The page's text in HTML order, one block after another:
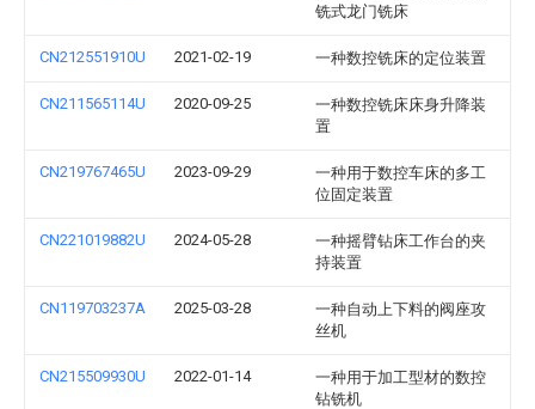
铣式龙门铣床
CN212551910U 2021-02-19 一种数控铣床的定位装置
CN211565114U 2020-09-25
一种数控铣床床身升降装
置
CN219767465U 2023-09-29
一种用于数控车床的多工
位固定装置
CN221019882U 2024-05-28
一种摇臂钻床工作台的夹
持装置
CN119703237A 2025-03-28
一种自动上下料的阀座攻
丝机
CN215509930U 2022-01-14
一种用于加工型材的数控
钻铣机